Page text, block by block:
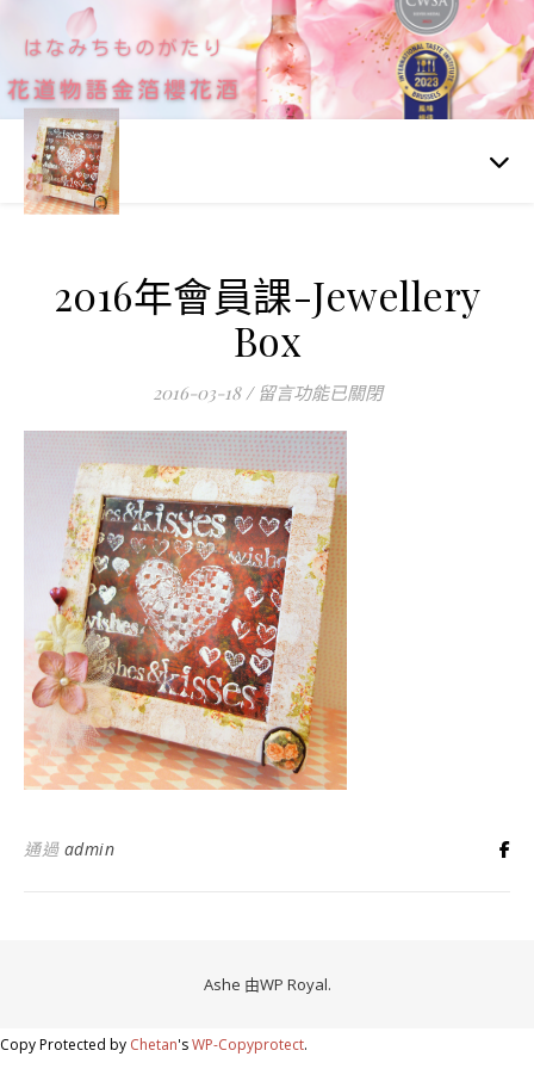
2016年會員課-Jewellery
Box
2016-03-18 / 在〈2016年會員課-Jewellery Box
留言功能已關閉
通過 admin
Ashe 由WP Royal.
Copy Protected by Chetan'sWP-Copyprotect.